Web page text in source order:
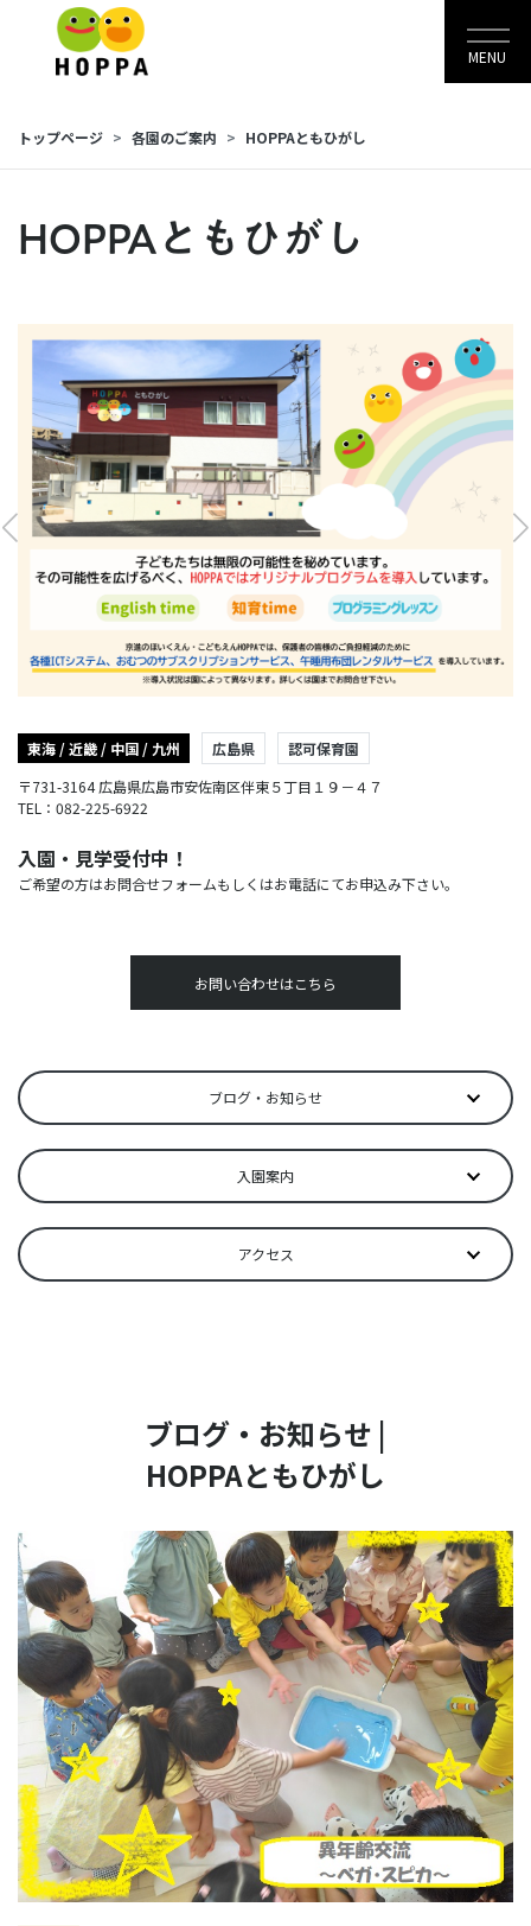
MENU
トップページ 各園のご案内 HOPPAともひがし
HOPPAともひがし
東海 / 近畿 / 中国 / 九州 広島県
認可保育園
〒731-3164 広島県広島市安佐南区伴東５丁目１９－４７
TEL：082-225-6922
入園・見学受付中！
ご希望の方はお問合せフォームもしくはお電話にてお申込み下さい。
お問い合わせはこちら
ブログ・お知らせ
入園案内
アクセス
ブログ・お知らせ |
HOPPAともひがし